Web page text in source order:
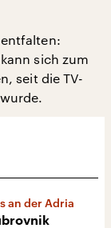
sich zum
seit die TV-
an der Adria